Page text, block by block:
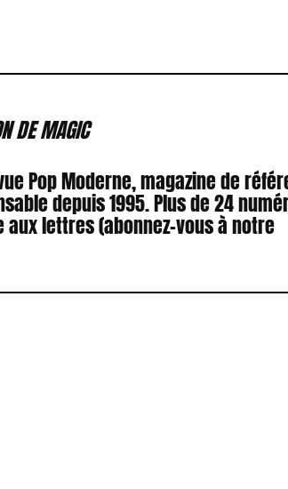
DE MAGIC
Pop Moderne, magazine de
depuis 1995. Plus de 24
lettres (abonnez-vous à notre